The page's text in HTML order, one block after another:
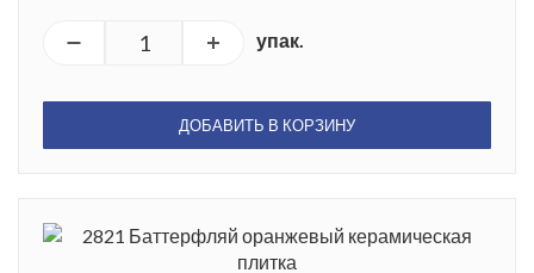
упак.
ДОБАВИТЬ В КОРЗИНУ